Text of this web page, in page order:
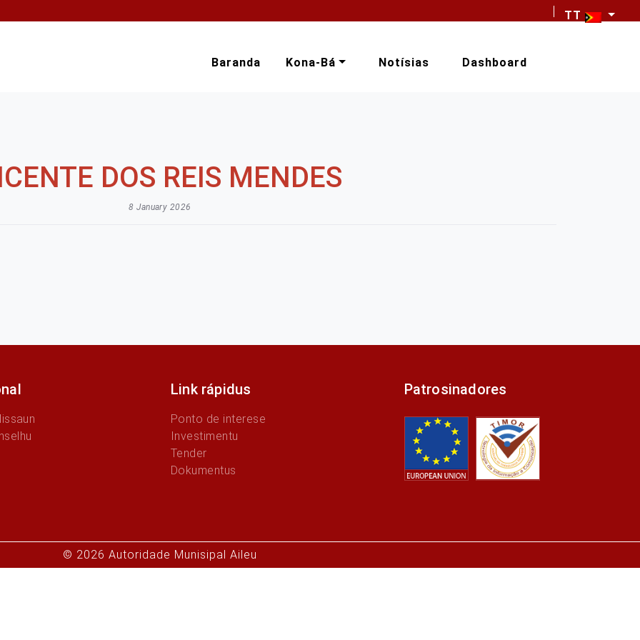
TT
Baranda Kona-Bá Notísias Dashboard
DOS REIS MENDES
8 January 2026
Link rápidus
Ponto de interese
Investimentu
Tender
Dokumentus
Patrosinadores
© 2026 Autoridade Munisipal Aileu